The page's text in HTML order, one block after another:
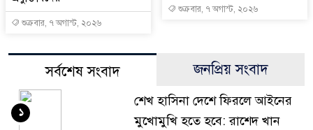
শুক্রবার, ৭ অগাস্ট, ২০২৬
শুক্রবার, ৭ অগাস্ট, ২০২৬
সর্বশেষ সংবাদ জনপ্রিয় সংবাদ
শেখ হাসিনা দেশে ফিরলে আইনের
মুখোমুখি হতে হবে: রাশেদ খান
১